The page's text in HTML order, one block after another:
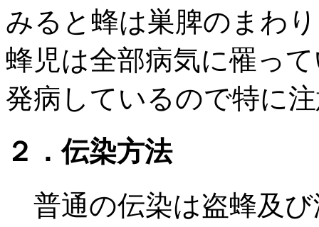
みると蜂は巣脾のまわ
蜂児は全部病気に罹っ
発病しているので特に
２．伝染方法
普通の伝染は盗蜂及び